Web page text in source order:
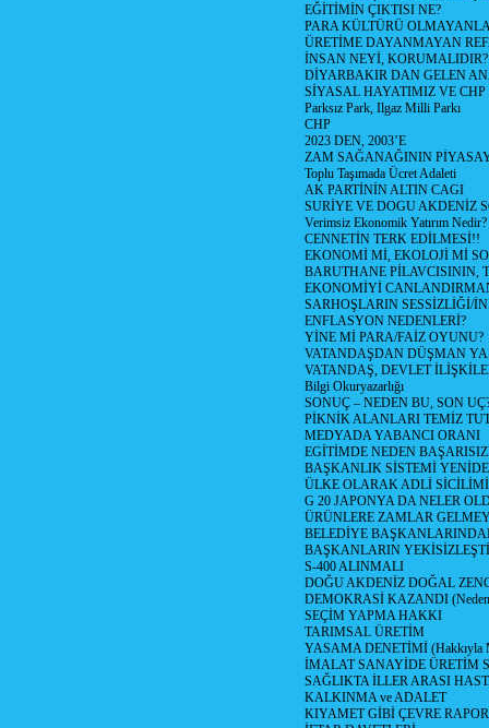
EĞİTİMİN ÇIKTISI NE?
PARA KÜLTÜRÜ
ÜRETİME DAYANMAYAN
İNSAN NEYİ, KORUMALIDIR?
DİYARBAKIR DAN GELEN
SİYASAL HAYATIMIZ VE CHP
Parksız Park, Ilgaz Milli Parkı
CHP
2023 DEN, 2003’E
ZAM SAĞANAĞININ
Toplu Taşımada Ücret Adaleti
AK PARTİNİN ALTIN CAGI
SURİYE VE DOGU AKDENİZ
Verimsiz Ekonomik Yatırım Nedir?
CENNETİN TERK EDİLMESİ!!
EKONOMİ Mİ, EKOLOJİ Mİ
BARUTHANE PİLAVCISININ,
EKONOMİYİ
SARHOŞLARIN SESSİZLİĞİ/
ENFLASYON NEDENLERİ?
YİNE Mİ PARA/FAİZ OYUNU?
VATANDAŞDAN DÜŞMAN
VATANDAŞ, DEVLET
Bilgi Okuryazarlığı
SONUÇ – NEDEN BU, SON
PİKNİK ALANLARI TEMİZ
MEDYADA YABANCI ORANI
EGİTİMDE NEDEN
BAŞKANLIK SİSTEMİ
ÜLKE OLARAK ADLİ
G 20 JAPONYA DA NELER
ÜRÜNLERE ZAMLAR
BELEDİYE
BAŞKANLARIN
S-400 ALINMALI
DOĞU AKDENİZ DOĞAL
DEMOKRASİ KAZANDI (Neden
SEÇİM YAPMA HAKKI
TARIMSAL ÜRETİM
YASAMA DENETİMİ (Hakkıyla
İMALAT SANAYİDE ÜRETİM
SAĞLIKTA İLLER ARASI
KALKINMA ve ADALET
KIYAMET GİBİ ÇEVRE